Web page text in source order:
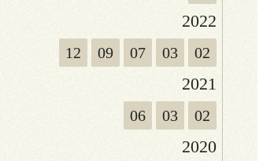
2022
12 09 07 03 02
2021
06 03 02
2020